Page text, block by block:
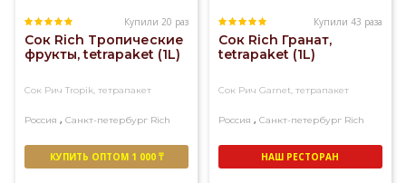
Купили 20 раз
Сок Rich Тропические
фрукты, tetrapaket (1L)
Сок Рич Tropik, тетрапакет
Россия , Санкт-петербург Rich
КУПИТЬ ОПТОМ 1 000 ₸
Купили 43 раза
Сок Rich Гранат,
tetrapaket (1L)
Сок Рич Garnet, тетрапакет
Россия , Санкт-петербург Rich
НАШ РЕСТОРАН